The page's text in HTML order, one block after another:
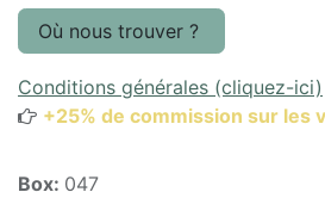
Où nous trouver ?
Conditions générales (cliquez-ici)
+25% de commission sur les
Box: 047